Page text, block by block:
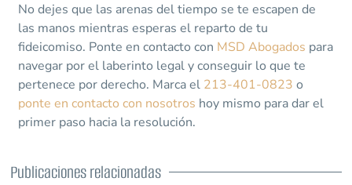
No dejes que las arenas del tiempo se te escapen de
las manos mientras esperas el reparto de tu
fideicomiso. Ponte en contacto con MSD Abogados para
navegar por el laberinto legal y conseguir lo que te
pertenece por derecho. Marca el 213-401-0823 o
ponte en contacto con nosotros hoy mismo para dar el
primer paso hacia la resolución.
Publicaciones relacionadas